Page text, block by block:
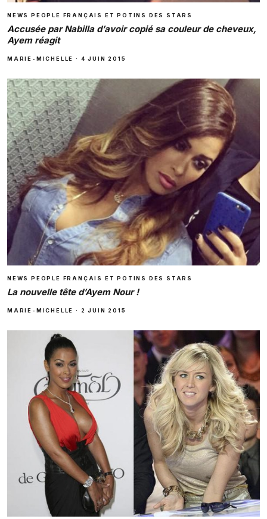
NEWS PEOPLE FRANÇAIS ET POTINS DES STARS
Accusée par Nabilla d’avoir copié sa couleur de cheveux,
Ayem réagit
MARIE-MICHELLE · 4 JUIN 2015
NEWS PEOPLE FRANÇAIS ET POTINS DES STARS
La nouvelle tête d’Ayem Nour !
MARIE-MICHELLE · 2 JUIN 2015